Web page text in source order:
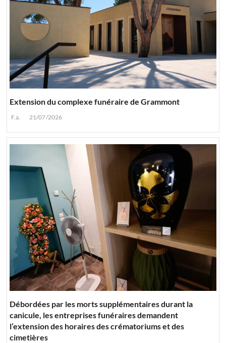
Extension du complexe funéraire de Grammont
F.a. 21/07/2026
Débordées par les morts supplémentaires durant la
canicule, les entreprises funéraires demandent
l’extension des horaires des crématoriums et des
cimetières